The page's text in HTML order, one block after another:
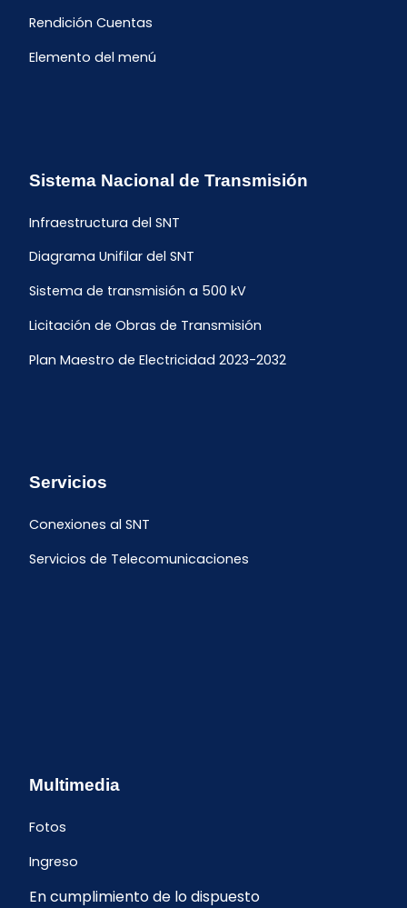
Rendición Cuentas
Elemento del menú
Sistema Nacional de Transmisión
Infraestructura del SNT
Diagrama Unifilar del SNT
Sistema de transmisión a 500 kV
Licitación de Obras de Transmisión
Plan Maestro de Electricidad 2023-2032
Servicios
Conexiones al SNT
Servicios de Telecomunicaciones
Multimedia
Fotos
Ingreso
En cumplimiento de lo dispuesto